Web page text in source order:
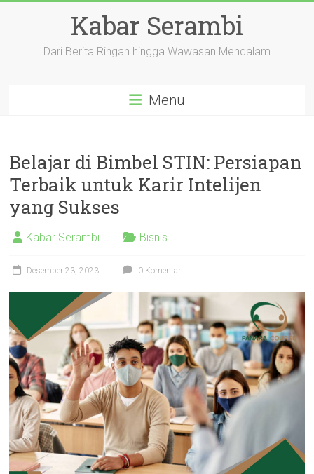
Kabar Serambi
Dari Berita Ringan hingga Wawasan Mendalam
Menu
Belajar di Bimbel STIN: Persiapan
Terbaik untuk Karir Intelijen
yang Sukses
Kabar Serambi Bisnis
Desember 23, 2023 0 Komentar